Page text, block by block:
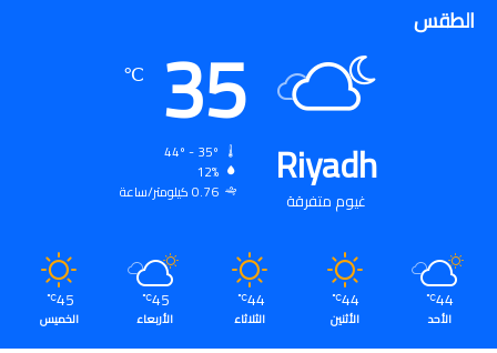
الطقس
Riyadh
غيوم متفرقة
35
℃
12%
0.76 كيلومتر/ساعة
44
℃
الأحد
44
℃
الأثنين
44
℃
الثلاثاء
45
℃
الأربعاء
45
℃
الخميس